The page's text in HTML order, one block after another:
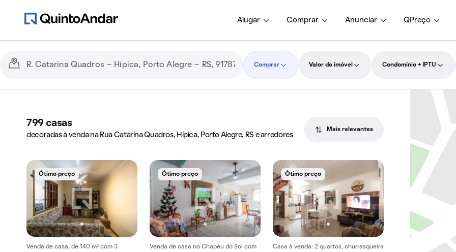
Alugar Comprar Anunciar QPreço
Comprar Valor do imóvel Condomínio + IPTU
799 casas
decoradas à venda na Rua Catarina Quadros, Hípica, Porto Alegre, RS e arredores
Mais relevantes
Ótimo preço
Venda de casa, de 140 m² com 3
Ótimo preço
Venda de casa no Chapéu do Sol com
Ótimo preço
Casa à venda: 2 quartos, churrasqueira